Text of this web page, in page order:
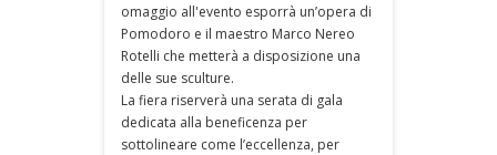
omaggio all'evento esporrà un’opera di
Pomodoro e il maestro Marco Nereo
Rotelli che metterà a disposizione una
delle sue sculture.
La fiera riserverà una serata di gala
dedicata alla beneficenza per
sottolineare come l’eccellenza, per